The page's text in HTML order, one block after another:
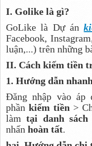
I. Golike là gì?
GoLike là Dự án
Facebook,
luận,...) trên những
II. Cách kiếm tiền
1. Hướng dẫn nhanh
Đăng nhập vào
phần kiếm tiền >
làmtại danh sách
nhấn hoàn tất.